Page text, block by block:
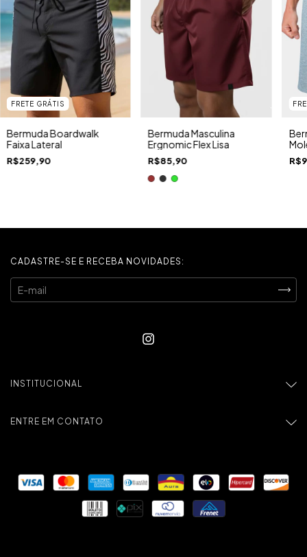
FRETE GRÁTIS
Bermuda Boardwalk
Faixa Lateral
R$259,90
Bermuda Masculina
Ergnomic Flex Lisa
R$85,90
CADASTRE-SE E RECEBA NOVIDADES:
INSTITUCIONAL
ENTRE EM CONTATO